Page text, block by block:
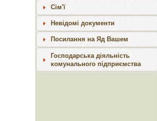
Сім'ї
Невідомі документи
Посилання на Яд Вашем
Господарська діяльність
комунального підприємства